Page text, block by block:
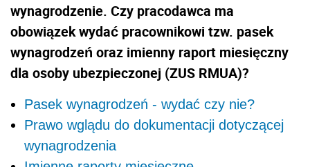
wynagrodzenie. Czy pracodawca ma
obowiązek wydać pracownikowi tzw. pasek
wynagrodzeń oraz imienny raport miesięczny
dla osoby ubezpieczonej (ZUS RMUA)?
Pasek wynagrodzeń - wydać czy nie?
Prawo wglądu do dokumentacji dotyczącej
wynagrodzenia